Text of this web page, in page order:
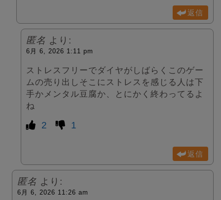
返信
匿名 より:
6月 6, 2026 1:11 pm
ストレスフリーでダイヤがしばらくこのゲー
ムの売り出しそこにストレスを感じる人は下
手かメンタル豆腐か、とにかく終わってるよ
ね
2 1
返信
匿名 より:
6月 6, 2026 11:26 am